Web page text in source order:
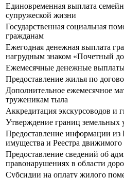
Единовременная выплата
супружеской жизни
Государственная социальная
гражданам
Ежегодная денежная выплата
нагрудным знаком «Почетный
Ежемесячные денежные
Предоставление жилья по
Дополнительное ежемесячное
труженикам тыла
Аккредитация экскурсоводов и
Утверждение границ земельных
Предоставление информации из
имущества и Реестра
Предоставление сведений об
правонарушениях в области
Субсидии на оплату жилого